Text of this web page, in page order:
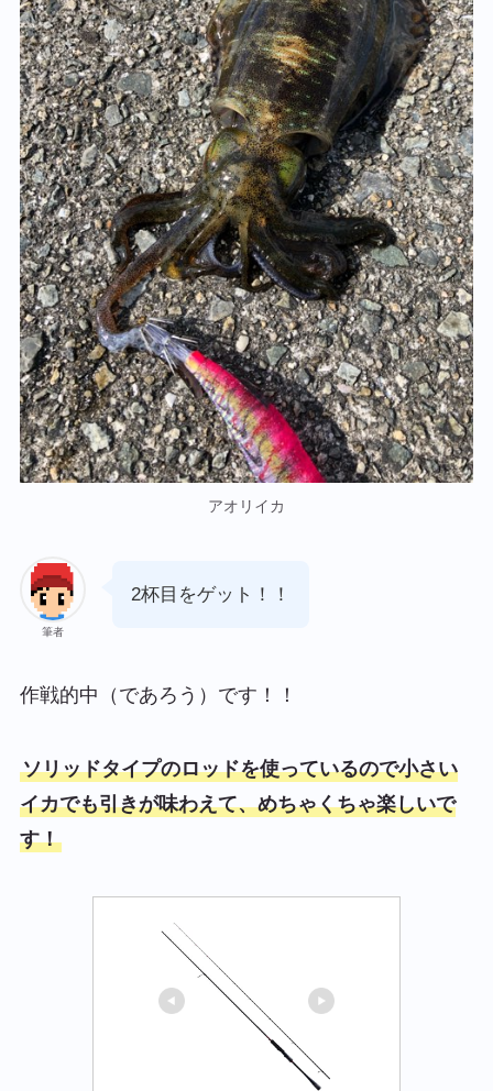
アオリイカ
筆者
2杯目をゲット！！
作戦的中（であろう）です！！
ソリッドタイプのロッドを使っているので小さい
イカでも引きが味わえて、めちゃくちゃ楽しいで
す！